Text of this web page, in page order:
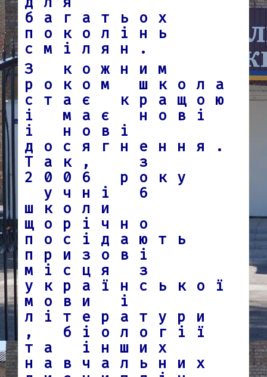
багатьох
поколінь
смілян.
З кожним
роком школа
стає кращою
і має нові
і нові
досягнення.
Так, з
2006 року
учні 6
школи
щорічно
посідають
призові
місця з
української
мови і
літератури
, біології
та інших
навчальних